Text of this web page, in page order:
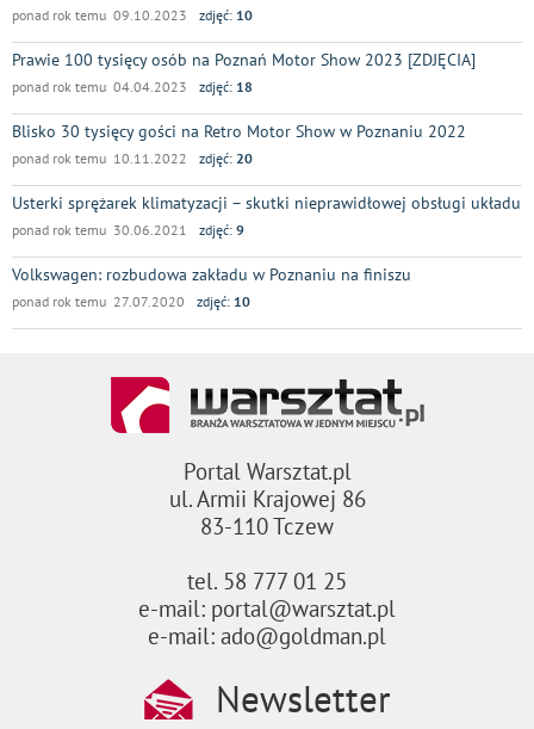
ponad rok temu 09.10.2023 zdjęć: 10
Prawie 100 tysięcy osób na Poznań Motor Show 2023 [ZDJĘCIA]
ponad rok temu 04.04.2023 zdjęć: 18
Blisko 30 tysięcy gości na Retro Motor Show w Poznaniu 2022
ponad rok temu 10.11.2022 zdjęć: 20
Usterki sprężarek klimatyzacji – skutki nieprawidłowej obsługi układu
ponad rok temu 30.06.2021 zdjęć: 9
Volkswagen: rozbudowa zakładu w Poznaniu na finiszu
ponad rok temu 27.07.2020 zdjęć: 10
Portal Warsztat.pl
ul. Armii Krajowej 86
83-110 Tczew
tel. 58 777 01 25
e-mail: portal@warsztat.pl
e-mail: ado@goldman.pl
Newsletter